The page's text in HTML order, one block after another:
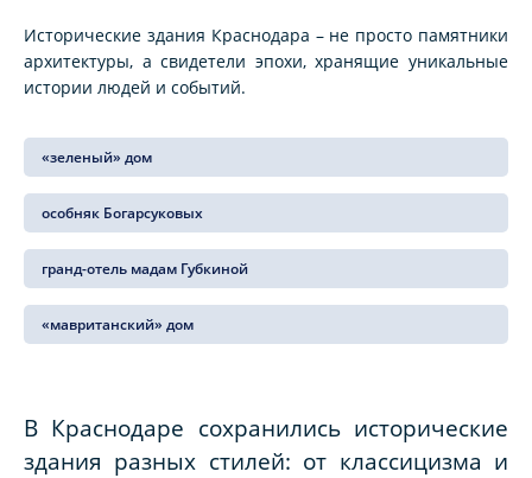
Исторические здания Краснодара – не просто памятники
архитектуры, а свидетели эпохи, хранящие уникальные
истории людей и событий.
«зеленый» дом
особняк Богарсуковых
гранд-отель мадам Губкиной
«мавританский» дом
В Краснодаре сохранились исторические
здания разных стилей: от классицизма и